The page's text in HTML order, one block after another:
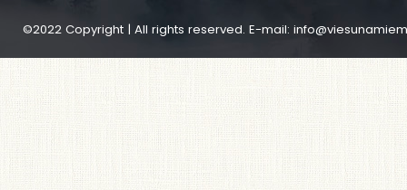
©2022 Copyright | All rights reserved. E-mail: